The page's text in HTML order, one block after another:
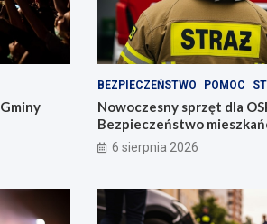
BEZPIECZEŃSTWO POMOC
Nowoczesny sprzęt dla
Bezpieczeństwo
pierwszym miejscu!
6 sierpnia 2026